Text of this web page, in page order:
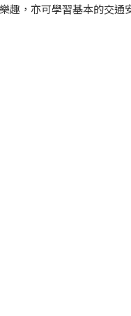
趣，亦可學習基本的交通